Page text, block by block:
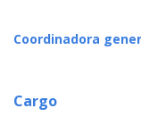
Coordinadora
Cargo